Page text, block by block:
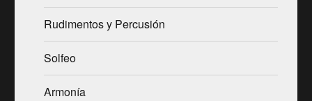
Rudimentos y Percusión
Solfeo
Armonía